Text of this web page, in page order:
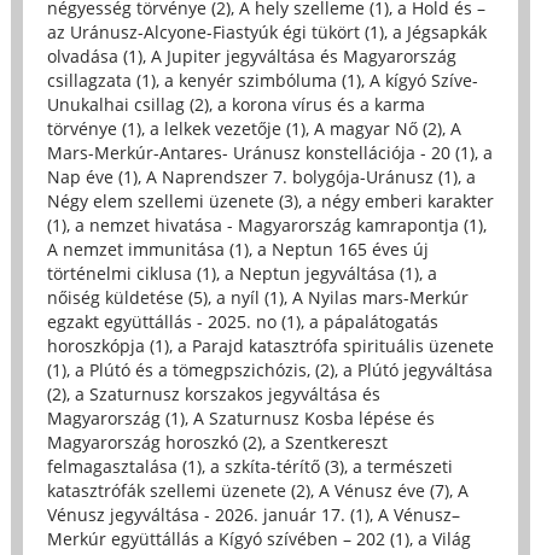
négyesség törvénye (2), A hely szelleme (1), a Hold és –
az Uránusz-Alcyone-Fiastyúk égi tükört (1), a Jégsapkák
olvadása (1), A Jupiter jegyváltása és Magyarország
csillagzata (1), a kenyér szimbóluma (1), A kígyó Szíve-
Unukalhai csillag (2), a korona vírus és a karma
törvénye (1), a lelkek vezetője (1), A magyar Nő (2), A
Mars-Merkúr-Antares- Uránusz konstellációja - 20 (1), a
Nap éve (1), A Naprendszer 7. bolygója-Uránusz (1), a
Négy elem szellemi üzenete (3), a négy emberi karakter
(1), a nemzet hivatása - Magyarország kamrapontja (1),
A nemzet immunitása (1), a Neptun 165 éves új
történelmi ciklusa (1), a Neptun jegyváltása (1), a
nőiség küldetése (5), a nyíl (1), A Nyilas mars-Merkúr
egzakt együttállás - 2025. no (1), a pápalátogatás
horoszkópja (1), a Parajd katasztrófa spirituális üzenete
(1), a Plútó és a tömegpszichózis, (2), a Plútó jegyváltása
(2), a Szaturnusz korszakos jegyváltása és
Magyarország (1), A Szaturnusz Kosba lépése és
Magyarország horoszkó (2), a Szentkereszt
felmagasztalása (1), a szkíta-térítő (3), a természeti
katasztrófák szellemi üzenete (2), A Vénusz éve (7), A
Vénusz jegyváltása - 2026. január 17. (1), A Vénusz–
Merkúr együttállás a Kígyó szívében – 202 (1), a Világ